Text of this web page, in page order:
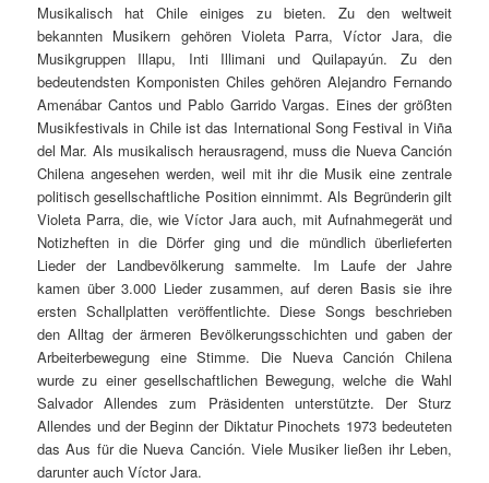
Musikalisch hat Chile einiges zu bieten. Zu den weltweit
bekannten Musikern gehören Violeta Parra, Víctor Jara, die
Musikgruppen Illapu, Inti Illimani und Quilapayún. Zu den
bedeutendsten Komponisten Chiles gehören Alejandro Fernando
Amenábar Cantos und Pablo Garrido Vargas. Eines der größten
Musikfestivals in Chile ist das International Song Festival in Viña
del Mar. Als musikalisch herausragend, muss die Nueva Canción
Chilena angesehen werden, weil mit ihr die Musik eine zentrale
politisch gesellschaftliche Position einnimmt. Als Begründerin gilt
Violeta Parra, die, wie Víctor Jara auch, mit Aufnahmegerät und
Notizheften in die Dörfer ging und die mündlich überlieferten
Lieder der Landbevölkerung sammelte. Im Laufe der Jahre
kamen über 3.000 Lieder zusammen, auf deren Basis sie ihre
ersten Schallplatten veröffentlichte. Diese Songs beschrieben
den Alltag der ärmeren Bevölkerungsschichten und gaben der
Arbeiterbewegung eine Stimme. Die Nueva Canción Chilena
wurde zu einer gesellschaftlichen Bewegung, welche die Wahl
Salvador Allendes zum Präsidenten unterstützte. Der Sturz
Allendes und der Beginn der Diktatur Pinochets 1973 bedeuteten
das Aus für die Nueva Canción. Viele Musiker ließen ihr Leben,
darunter auch Víctor Jara.